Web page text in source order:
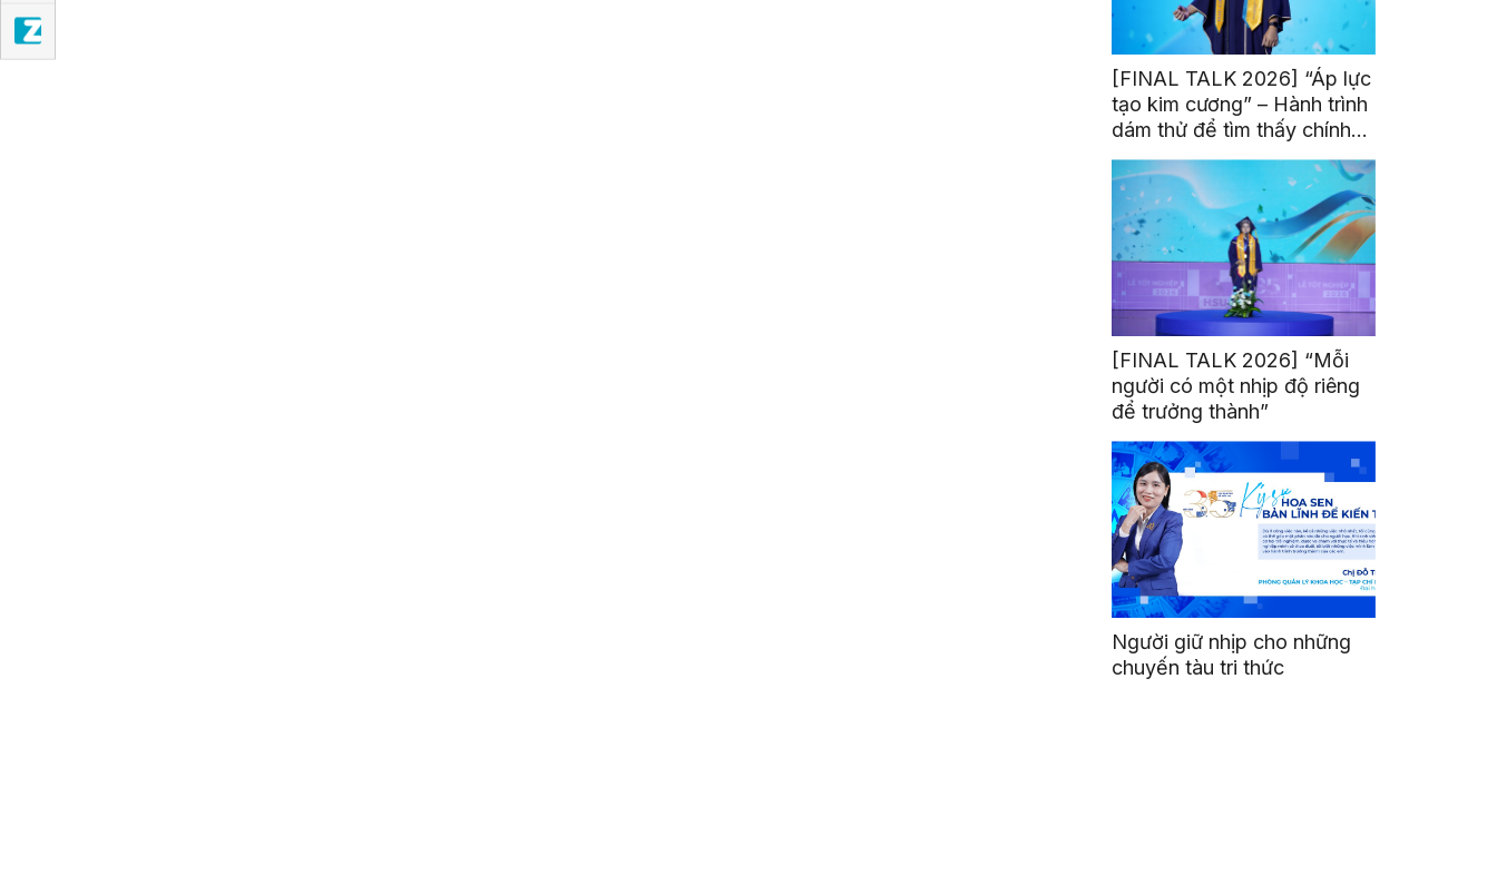
[FINAL TALK 2026] “Áp lực
tạo kim cương” – Hành trình
dám thử để tìm thấy chính
mình
[FINAL TALK 2026] “Mỗi
người có một nhịp độ riêng
để trưởng thành”
Người giữ nhịp cho những
chuyến tàu tri thức